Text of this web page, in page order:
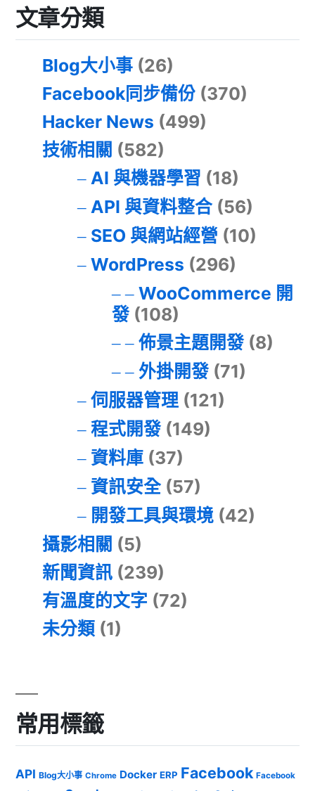
文章分類
Blog大小事 (26)
Facebook同步備份 (370)
Hacker News (499)
技術相關 (582)
AI 與機器學習 (18)
API 與資料整合(56)
SEO 與網站經營 (10)
WordPress (296)
WooCommerce 開
發(108)
佈景主題開發(8)
外掛開發(71)
伺服器管理(121)
程式開發(149)
資料庫(37)
資訊安全(57)
開發工具與環境(42)
攝影相關 (5)
新聞資訊 (239)
有溫度的文字 (72)
未分類 (1)
常用標籤
API Blog大小事 Chrome Docker ERP Facebook Facebook